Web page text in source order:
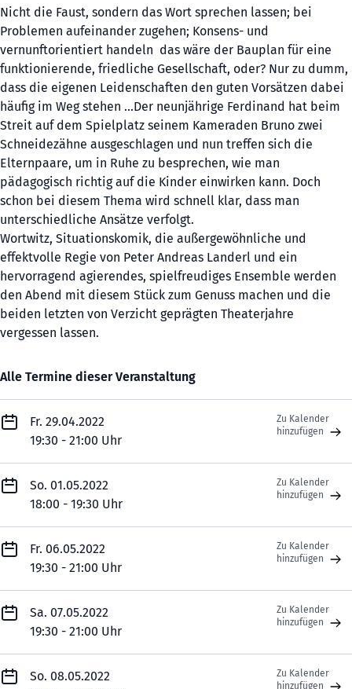
Nicht die Faust, sondern das Wort sprechen lassen; bei
Problemen aufeinander zugehen; Konsens- und
vernunftorientiert handeln  das wäre der Bauplan für eine
funktionierende, friedliche Gesellschaft, oder? Nur zu dumm,
dass die eigenen Leidenschaften den guten Vorsätzen dabei
häufig im Weg stehen ...Der neunjährige Ferdinand hat beim
Streit auf dem Spielplatz seinem Kameraden Bruno zwei
Schneidezähne ausgeschlagen und nun treffen sich die
Elternpaare, um in Ruhe zu besprechen, wie man
pädagogisch richtig auf die Kinder einwirken kann. Doch
schon bei diesem Thema wird schnell klar, dass man
unterschiedliche Ansätze verfolgt.
Wortwitz, Situationskomik, die außergewöhnliche und
effektvolle Regie von Peter Andreas Landerl und ein
hervorragend agierendes, spielfreudiges Ensemble werden
den Abend mit diesem Stück zum Genuss machen und die
beiden letzten von Verzicht geprägten Theaterjahre
vergessen lassen.
Alle Termine dieser Veranstaltung
Fr. 29.04.2022
19:30 - 21:00 Uhr
Zu Kalender
hinzufügen
So. 01.05.2022
18:00 - 19:30 Uhr
Zu Kalender
hinzufügen
Fr. 06.05.2022
19:30 - 21:00 Uhr
Zu Kalender
hinzufügen
Sa. 07.05.2022
19:30 - 21:00 Uhr
Zu Kalender
hinzufügen
So. 08.05.2022
Zu Kalender
hinzufügen